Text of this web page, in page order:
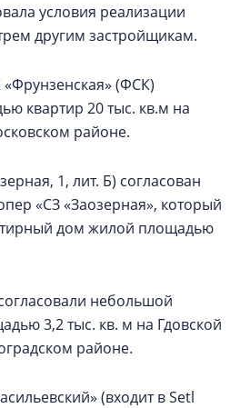
условия реализации
другим застройщикам.
(ФСК)
квартир 20 тыс. кв.м на
районе.
1, лит. Б) согласован
«СЗ «Заозерная», который
дом жилой площадью
небольшой
3,2 тыс. кв. м на Гдовской
районе.
(входит в Setl